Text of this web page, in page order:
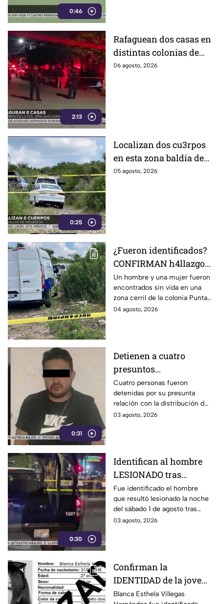
0:46
2:13
Rafaguean dos casas en
distintas colonias de
Celaya; esto fue lo que
06 agosto, 2026
0:25
Localizan dos cu3rpos
en esta zona baldía de
León; autoridades
05 agosto, 2026
¿Fueron identificados?
CONFIRMAN h4llazgo
de un hombre y una
mujer s1n v1da en zona
cerril de León, HOY
martes
Un hombre y una mujer fueron
encontrados sin vida en una
zona cerril de la colonia Punta
del Sol, en el polígono de Las
04 agosto, 2026
0:31
Detienen a cuatro
presuntos
D3LINCUENTES en
León: así OCURRIÓ
Cuatro personas fueron
detenidas por su presunta
relación con la distribución de
droga en distintos puntos de
03 agosto, 2026
0:30
Identifican al hombre
LESIONADO tras
agresión en colonia
Constitución de
Apatzingán en Irapuato
Fue identificado el hombre
que resultó lesionado la noche
del sábado 1 de agosto tras
registrarse detonaciones en la
03 agosto, 2026
Confirman la
IDENTIDAD de la joven
hallada s1n v1da en
Blanca Esthela Villegas